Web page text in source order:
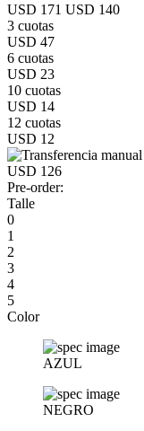
USD 171 USD 140
3 cuotas
USD 47
6 cuotas
USD 23
10 cuotas
USD 14
12 cuotas
USD 12
USD 126
Pre-order:
Talle
0
1
2
3
4
5
Color
AZUL
NEGRO